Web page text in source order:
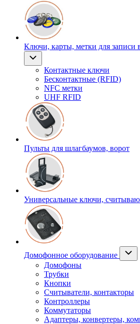
Ключи, карты, метки для
Контактные ключи
Бесконтактные (RFID)
NFC метки
UHF RFID
Пульты для шлагбаумов, ворот
Универсальные ключи,
Домофонное оборудование
Домофоны
Трубки
Кнопки
Считыватели, контакторы
Контроллеры
Коммутаторы
Адаптеры, конвертеры,